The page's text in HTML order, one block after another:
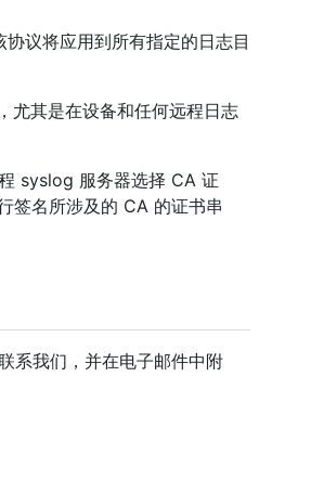
议将应用到所有指定的日志目
尤其是在设备和任何远程日志
syslog 服务器选择 CA 证
签名所涉及的 CA 的证书串
系我们，并在电子邮件中附